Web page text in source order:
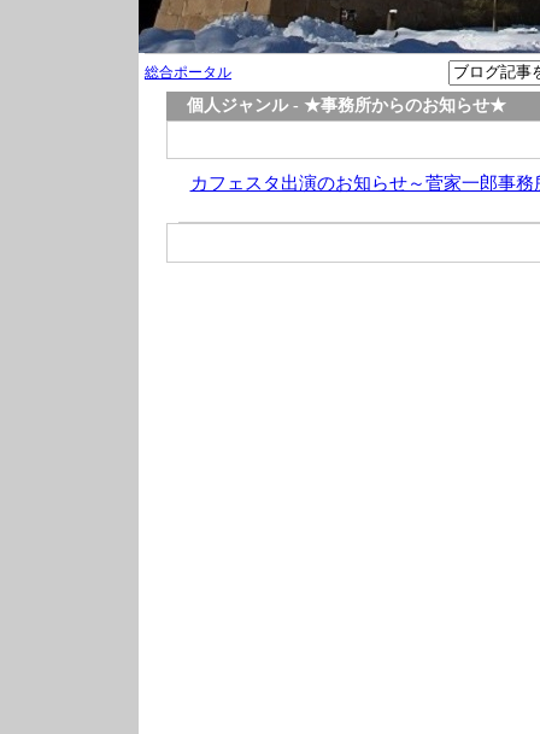
総合ポータル
個人ジャンル - ★事務所からのお知らせ★
カフェスタ出演のお知らせ～菅家一郎事務